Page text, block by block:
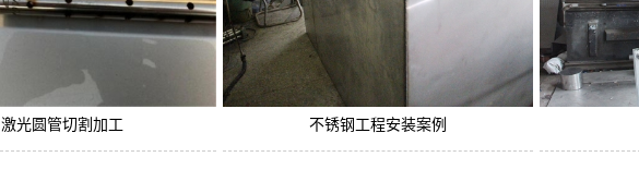
激光圆管切割加工 不锈钢工程安装案例